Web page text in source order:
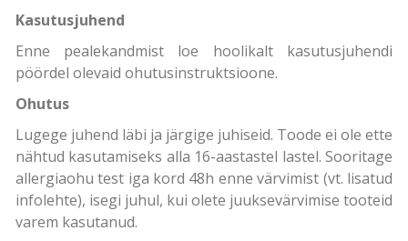
Kasutusjuhend
Enne pealekandmist loe hoolikalt kasutusjuhendi
pöördel olevaid ohutusinstruktsioone.
Ohutus
Lugege juhend läbi ja järgige juhiseid. Toode ei ole ette
nähtud kasutamiseks alla 16-aastastel lastel. Sooritage
allergiaohu test iga kord 48h enne värvimist (vt. lisatud
infolehte), isegi juhul, kui olete juuksevärvimise tooteid
varem kasutanud.